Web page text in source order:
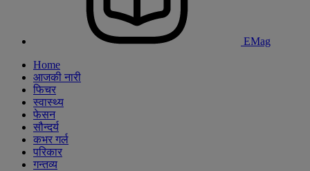
EMag
Home
आजकी नारी
फिचर
स्वास्थ्य
फेसन
सौन्दर्य
कभर गर्ल
परिकार
गन्तव्य